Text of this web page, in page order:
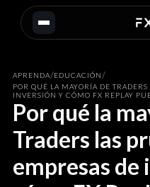
APRENDA/EDUCACIÓN/
POR QUÉ LA MAYORÍA DE
INVERSIÓN Y CÓMO FX REPLAY
Por qué la
Traders las
empresas de